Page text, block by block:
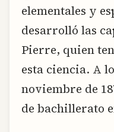
elementales y
desarrolló las
Pierre, quien
esta ciencia. A
noviembre de
de bachillerato